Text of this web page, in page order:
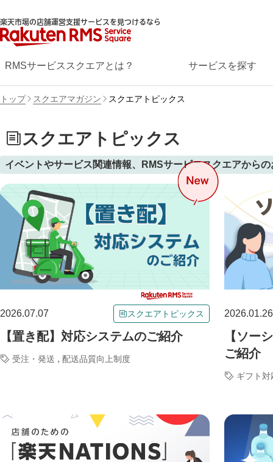
楽天市場の店舗運営支援サービスを見つけるなら
RMSサービススクエアとは？ サービスを探す
トップ スクエアマガジン スクエアトピックス
スクエアトピックス
イベントやサービス関連情報、RMSサービススクエアから
2026.07.07 スクエアトピックス
【置き配】対応システムのご紹介
受注・発送 , 配送品質向上制度
2026.01.26
【ソー
ご紹介
ギフト対